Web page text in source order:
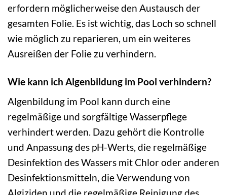
erfordern möglicherweise den Austausch der
gesamten Folie. Es ist wichtig, das Loch so schnell
wie möglich zu reparieren, um ein weiteres
Ausreißen der Folie zu verhindern.
Wie kann ich Algenbildung im Pool verhindern?
Algenbildung im Pool kann durch eine
regelmäßige und sorgfältige Wasserpflege
verhindert werden. Dazu gehört die Kontrolle
und Anpassung des pH-Werts, die regelmäßige
Desinfektion des Wassers mit Chlor oder anderen
Desinfektionsmitteln, die Verwendung von